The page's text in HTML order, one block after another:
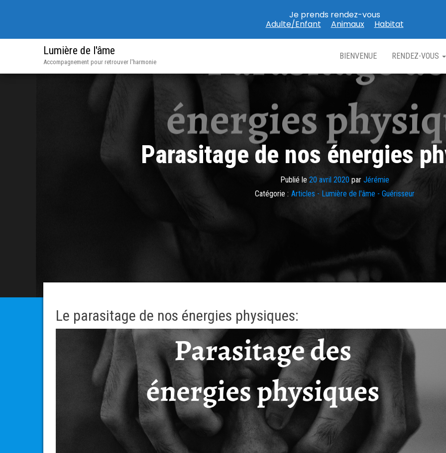
Lumière de l'âme
Accompagnement pour retrouver l'harmonie
BIENVENUE RENDEZ-VOUS
Parasitage de nos énergies
Publié le 20 avril 2020par Jérémie
Catégorie : Articles - Lumière de l'âme - Guérisseur
Le parasitage de nos énergies physiques:
Je prends rendez-vous
Adulte/Enfant
Animaux Habitat